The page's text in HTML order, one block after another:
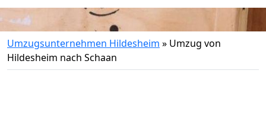
Umzugsunternehmen Hildesheim » Umzug von
Hildesheim nach Schaan